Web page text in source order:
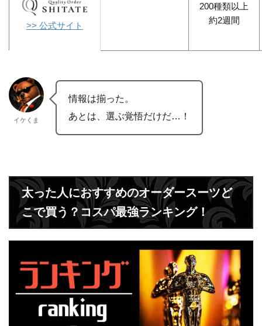
>> 公式サイト
200種類以上
約2週間
イケくま
情報は揃った。
あとは、選ぶ覚悟だけだ…！
太った人におすすめのオーダースーツど
こで買う？コスパ最強ランキング！